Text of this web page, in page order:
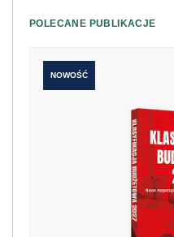
POLECANE PUBLIKACJE
NOWOŚĆ